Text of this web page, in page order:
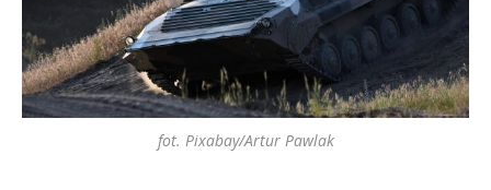
fot. Pixabay/Artur Pawlak